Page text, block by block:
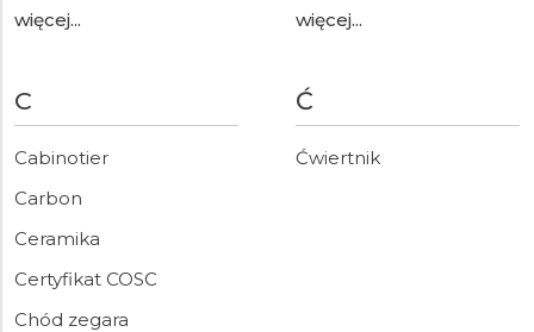
więcej...
więcej...
C
Cabinotier
Carbon
Ceramika
Certyfikat COSC
Chód zegara
Ć
Ćwiertnik